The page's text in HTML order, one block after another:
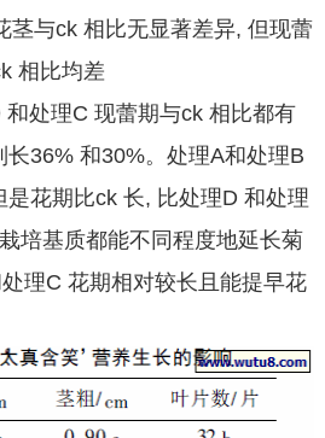
茎与ck 相比无显著差异, 但现蕾
相比均差
处理C 现蕾期与ck 相比都有
36% 和30%。处理A和处理B
花期比ck 长, 比处理D 和处理
培基质都能不同程度地延长菊
理C 花期相对较长且能提早花